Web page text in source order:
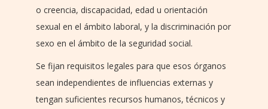
o creencia, discapacidad, edad u orientación
sexual en el ámbito laboral, y la discriminación por
sexo en el ámbito de la seguridad social.
Se fijan requisitos legales para que esos órganos
sean independientes de influencias externas y
tengan suficientes recursos humanos, técnicos y